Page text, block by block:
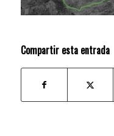
Compartir esta entrada